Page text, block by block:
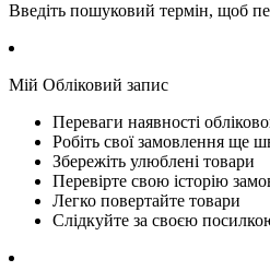
Введіть пошуковий термін, щоб
Мій Обліковий запис
Переваги наявності
Робіть свої замовлення ще
Збережіть улюблені товари
Перевірте свою історію
Легко повертайте товари
Слідкуйте за своєю